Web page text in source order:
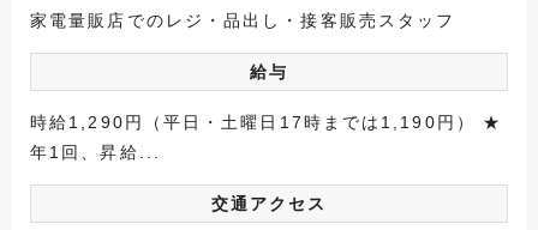
家電量販店でのレジ・品出し・接客販売スタッフ
給与
時給1,290円（平日・土曜日17時までは1,190円） ★
年1回、昇給...
交通アクセス